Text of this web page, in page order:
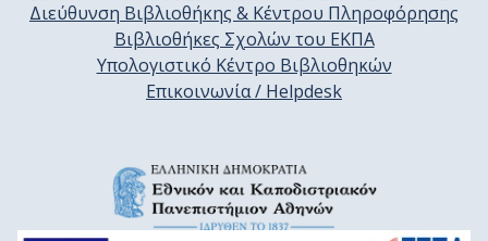
Διεύθυνση Βιβλιοθήκης & Κέντρου Πληροφόρησης
Βιβλιοθήκες Σχολών του ΕΚΠΑ
Υπολογιστικό Κέντρο Βιβλιοθηκών
Επικοινωνία / Helpdesk